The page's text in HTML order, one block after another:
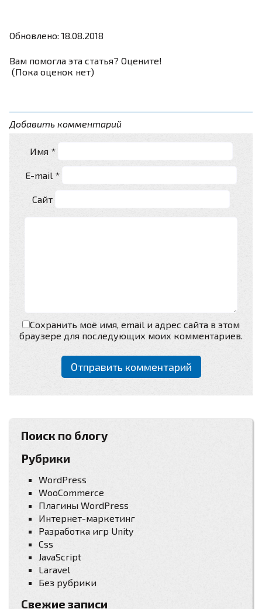
Обновлено: 18.08.2018
Вам помогла эта статья? Оцените!
(Пока оценок нет)
Добавить комментарий
Имя *
E-mail *
Сайт
Сохранить моё имя, email и адрес сайта в этом
браузере для последующих моих комментариев.
Поиск по блогу
Рубрики
WordPress
WooCommerce
Плагины WordPress
Интернет-маркетинг
Разработка игр Unity
Css
JavaScript
Laravel
Без рубрики
Свежие записи